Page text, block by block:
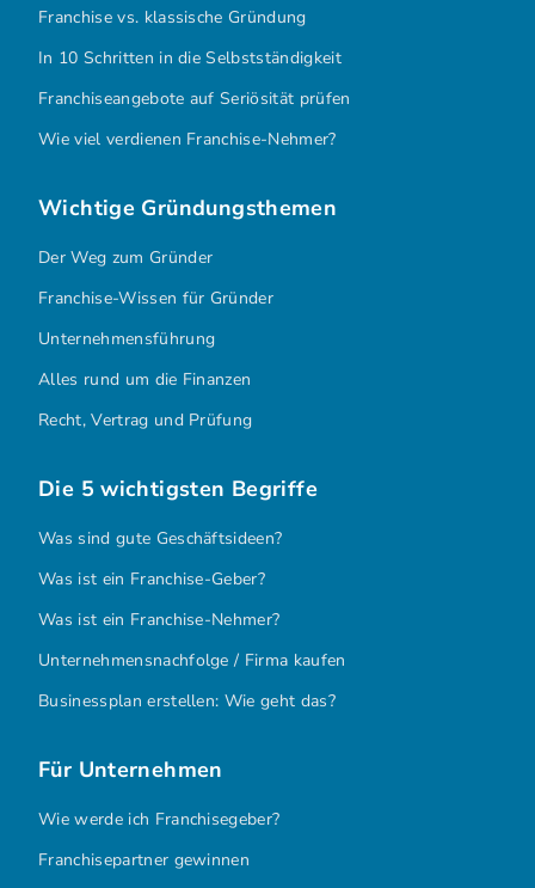
Franchise vs. klassische Gründung
In 10 Schritten in die Selbstständigkeit
Franchiseangebote auf Seriösität prüfen
Wie viel verdienen Franchise-Nehmer?
Wichtige Gründungsthemen
Der Weg zum Gründer
Franchise-Wissen für Gründer
Unternehmensführung
Alles rund um die Finanzen
Recht, Vertrag und Prüfung
Die 5 wichtigsten Begriffe
Was sind gute Geschäftsideen?
Was ist ein Franchise-Geber?
Was ist ein Franchise-Nehmer?
Unternehmensnachfolge / Firma kaufen
Businessplan erstellen: Wie geht das?
Für Unternehmen
Wie werde ich Franchisegeber?
Franchisepartner gewinnen